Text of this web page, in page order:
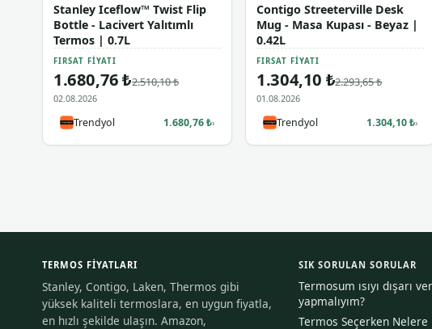
Stanley Iceflow™ Twist Flip
Bottle - Lacivert Yalıtımlı
Termos | 0.7L
FIRSAT FIYATI
1.680,76 ₺2.510,10 ₺
02.08.2026
Trendyol 1.680,76 ₺›
Contigo Streeterville Desk
Mug - Masa Kupası - Beyaz |
0.42L
FIRSAT FIYATI
1.304,10 ₺2.293,65 ₺
01.08.2026
Trendyol 1.304,10 ₺›
TERMOS FIYATLARI
Stanley, Contigo, Laken, Thermos gibi
yüksek kaliteli termoslara, en uygun fiyatla,
en hızlı şekilde ulaşın. Amazon,
SIK SORULAN SORULAR
Termosum ısıyı dışarı
yapmalıyım?
Termos Seçerken